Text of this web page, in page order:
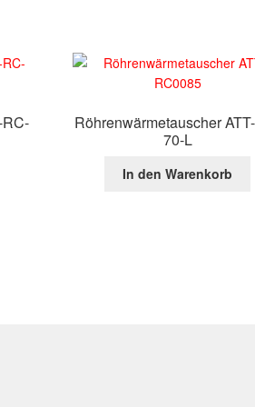
Röhrenwärmetauscher
70-L
In den Warenkorb